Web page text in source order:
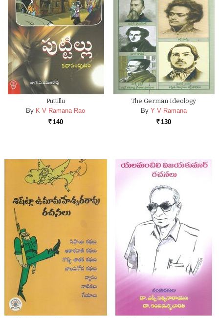
Puttillu
By K V Ramana Rao
Rs. 140
The German Ideology
By Y V Ramana
Rs. 130